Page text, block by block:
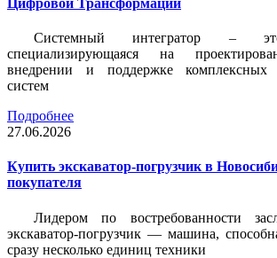
Системный интегратор –
специализирующаяся на
внедрении и поддержке комплексных
систем
Подробнее
27.06.2026
Купить экскаватор-погрузчик в
покупателя
Лидером по востребованности
экскаватор-погрузчик — машина,
сразу несколько единиц техники